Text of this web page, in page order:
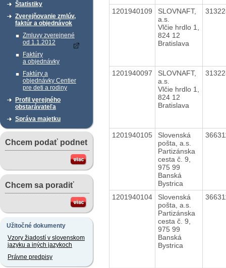
Štatistiky
Zverejňovanie zmlúv,
faktúr a objednávok
Zmluvy zverejnené
od 1.1.2012
Faktúry
a objednávky
Faktúry a
objednávky Centier
pre deti a rodiny
Profil verejného
obstarávateľa
Správa majetku
Chcem podať podnet
Chcem sa poradiť
Užitočné dokumenty
Vzory žiadostí v slovenskom
jazyku a iných jazykoch
Právne predpisy
1201940109
SLOVNAFT,
a.s.
Vlčie hrdlo 1,
824 12
Bratislava
1201940097
SLOVNAFT,
a.s.
Vlčie hrdlo 1,
824 12
Bratislava
1201940105
Slovenská
pošta, a.s.
Partizánska
cesta č. 9,
975 99
Banská
Bystrica
1201940104
Slovenská
pošta, a.s.
Partizánska
cesta č. 9,
975 99
Banská
Bystrica